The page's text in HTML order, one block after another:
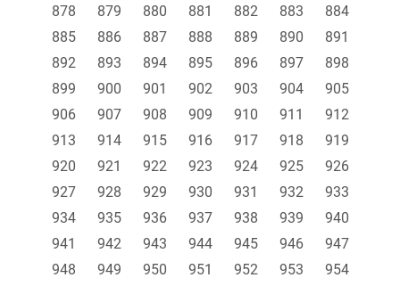
878
879 880 881 882 883
884
885
886 887 888 889 890
891
892
893 894 895 896 897
898
899
900 901 902 903 904
905
906
907 908 909 910 911
912
913
914 915 916 917 918
919
920
921 922 923 924 925
926
927
928 929 930 931 932
933
934
935 936 937 938 939
940
941
942 943 944 945 946
947
948
949 950 951 952 953
954